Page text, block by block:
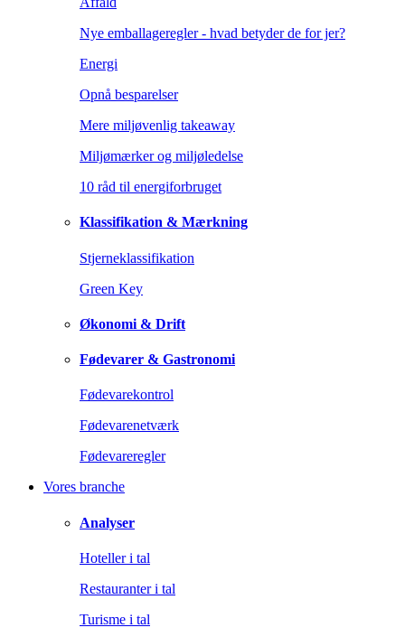
Nye emballageregler - hvad betyder de for jer?
Energi
Opnå besparelser
Mere miljøvenlig takeaway
Miljømærker og miljøledelse
10 råd til energiforbruget
Klassifikation & Mærkning
Stjerneklassifikation
Green Key
Økonomi & Drift
Fødevarer & Gastronomi
Fødevarekontrol
Fødevarenetværk
Fødevareregler
Vores branche
Analyser
Hoteller i tal
Restauranter i tal
Turisme i tal